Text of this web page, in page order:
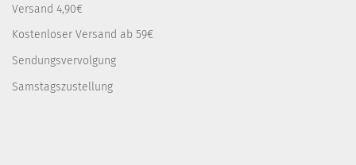
Versand 4,90€
Kostenloser Versand ab 59€
Sendungsvervolgung
Samstagszustellung